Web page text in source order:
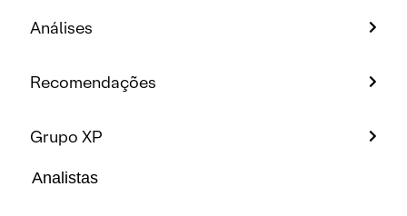
Análises
Recomendações
Grupo XP
Analistas